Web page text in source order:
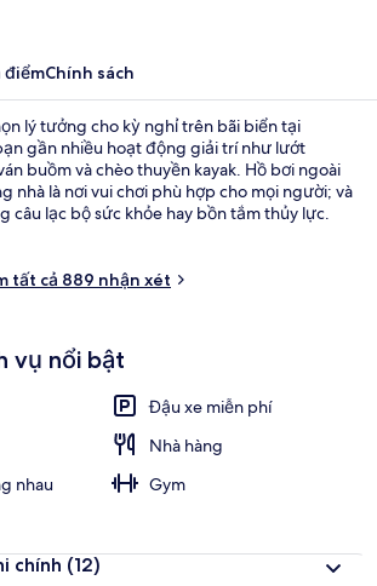
điểmChính sách
lý tưởng cho kỳ nghỉ trên bãi biển tại
gần nhiều hoạt động giải trí như lướt
buồm và chèo thuyền kayak. Hồ bơi ngoài
nhà là nơi vui chơi phù hợp cho mọi người; và
câu lạc bộ sức khỏe hay bồn tắm thủy lực.
tại khách sạn phong cách kiến trúc thời
tất cả 889 nhận xét
vụ nổi bật
Đậu xe miễn phí
Nhà hàng
nhau
Gym
chính (12)